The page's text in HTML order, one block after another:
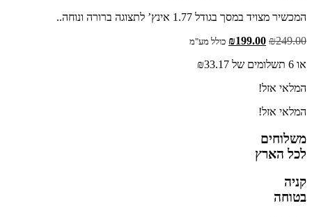
המכשיר מצויד במסך בגודל 1.77 אינץ’ לתצוגה ברורה ונוחה..
₪249.00
המחיר
היה:
₪199.00
המחיר
הוא:
כולל מע"מ
או 6 תשלומים של ₪33.17
המלאי אזל!
המלאי אזל!
משלוחים
לכל הארץ
קניה
בטוחה